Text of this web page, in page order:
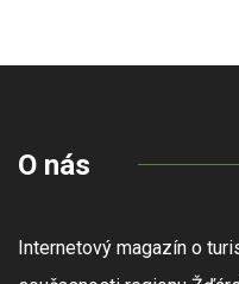
O nás
Internetový magazín o